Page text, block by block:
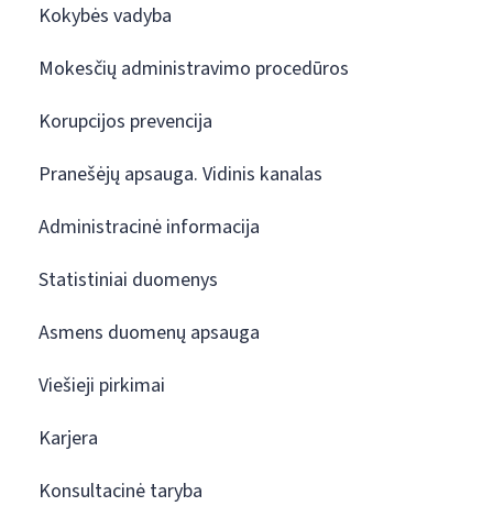
Kokybės vadyba
Mokesčių administravimo procedūros
Korupcijos prevencija
Pranešėjų apsauga. Vidinis kanalas
Administracinė informacija
Statistiniai duomenys
Asmens duomenų apsauga
Viešieji pirkimai
Karjera
Konsultacinė taryba